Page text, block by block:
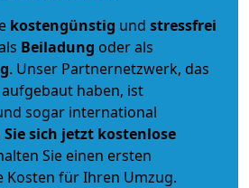
kostengünstig und stressfrei
Beiladung oder als
. Unser Partnernetzwerk, das
haben, ist
sogar international
Sie sich jetzt kostenlose
Sie einen ersten
Kosten für Ihren Umzug.